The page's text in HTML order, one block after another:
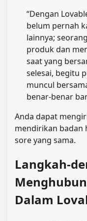
“Dengan
belum pernah
lainnya;
produk dan
saat yang
selesai, begitu
muncul
benar-benar
Anda dapat
mendirikan badan
sore yang sama.
Langkah-
Dalam